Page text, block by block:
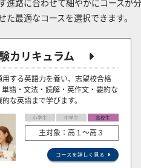
進路に合わせて細やかにコースが
た最適なコースを選択できます。
カリキュラム
する英語力を養い、志望校合格
語・文法・読解・英作文・要約な
な英語まで学びます。
小学生 中学生 高校生
主対象：高１～高３
コースを詳しく見る